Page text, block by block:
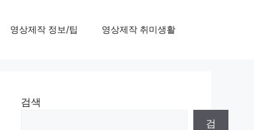
영상제작 정보/팁 영상제작 취미생활
검색
검